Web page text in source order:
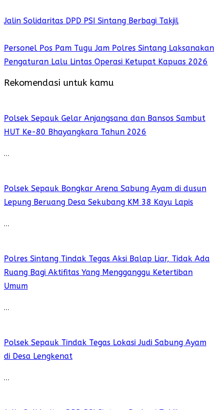
Jalin Solidaritas DPD PSI Sintang Berbagi Takjil
Personel Pos Pam Tugu Jam Polres Sintang Laksanakan
Pengaturan Lalu Lintas Operasi Ketupat Kapuas 2026
Rekomendasi untuk kamu
Polsek Sepauk Gelar Anjangsana dan Bansos Sambut
HUT Ke-80 Bhayangkara Tahun 2026
…
Polsek Sepauk Bongkar Arena Sabung Ayam di dusun
Lepung Beruang Desa Sekubang KM 38 Kayu Lapis
…
Polres Sintang Tindak Tegas Aksi Balap Liar, Tidak Ada
Ruang Bagi Aktifitas Yang Mengganggu Ketertiban
Umum
…
Polsek Sepauk Tindak Tegas Lokasi Judi Sabung Ayam
di Desa Lengkenat
…